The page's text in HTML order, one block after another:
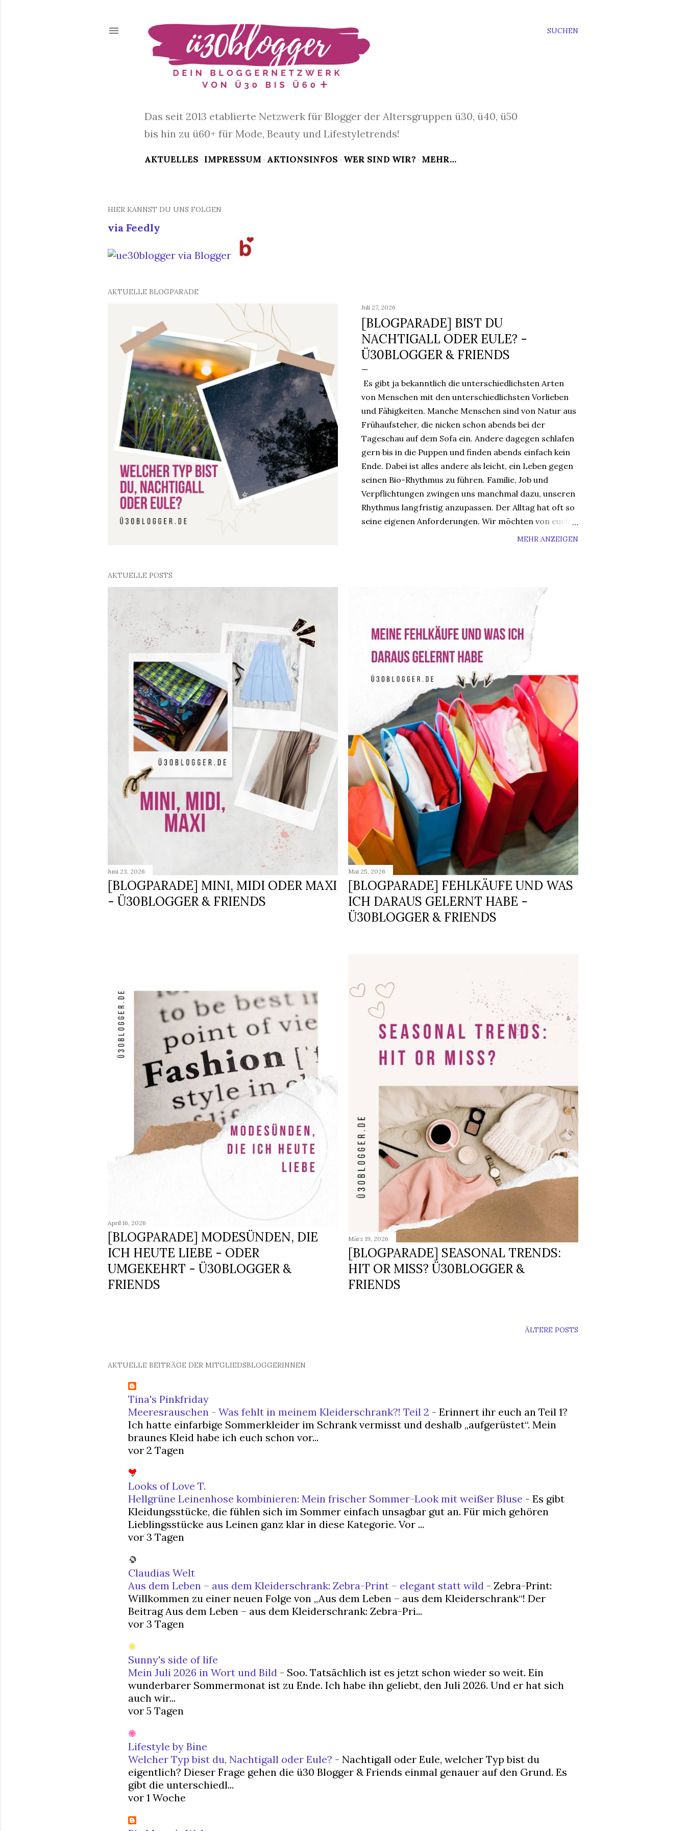
SUCHEN
Das seit 2013 etablierte Netzwerk für Blogger der Altersgruppen ü30, ü40, ü50
bis hin zu ü60+ für Mode, Beauty und Lifestyletrends!
AKTUELLES IMPRESSUM AKTIONSINFOS WER SIND WIR? MEHR…
P
o
t
HIER KANNST DU UNS FOLGEN
via Feedly
AKTUELLE BLOGPARADE
Juli 27, 2026
[BLOGPARADE] BIST DU
NACHTIGALL ODER EULE? -
Ü30BLOGGER & FRIENDS
Es gibt ja bekanntlich die unterschiedlichsten Arten
von Menschen mit den unterschiedlichsten Vorlieben
und Fähigkeiten. Manche Menschen sind von Natur aus
Frühaufsteher, die nicken schon abends bei der
Tageschau auf dem Sofa ein. Andere dagegen schlafen
gern bis in die Puppen und finden abends einfach kein
Ende. Dabei ist alles andere als leicht, ein Leben gegen
seinen Bio-Rhythmus zu führen. Familie, Job und
Verpflichtungen zwingen uns manchmal dazu, unseren
Rhythmus langfristig anzupassen. Der Alltag hat oft so
seine eigenen Anforderungen. Wir möchten von euch
wissen, welcher Typ Mensch Ihr seid. Seid Ihr eine
für uns? Eure Sabine und Sunny von den ü30Bloggern
In unserer neuen Blogparade wollen wir von Euch
wissen: „Welcher Typ bist Du, Nachtigall oder Eule“. ...
MEHR ANZEIGEN
AKTUELLE POSTS
Juni 23, 2026
[BLOGPARADE] MINI, MIDI ODER MAXI
- Ü30BLOGGER & FRIENDS
Mai 25, 2026
[BLOGPARADE] FEHLKÄUFE UND WAS
ICH DARAUS GELERNT HABE -
Ü30BLOGGER & FRIENDS
April 16, 2026
[BLOGPARADE] MODESÜNDEN, DIE
ICH HEUTE LIEBE - ODER
UMGEKEHRT - Ü30BLOGGER &
FRIENDS
März 19, 2026
[BLOGPARADE] SEASONAL TRENDS:
HIT OR MISS? Ü30BLOGGER &
FRIENDS
ÄLTERE POSTS
AKTUELLE BEITRÄGE DER MITGLIEDSBLOGGERINNEN
Tina's Pinkfriday
Meeresrauschen - Was fehlt in meinem Kleiderschrank?! Teil 2 - Erinnert ihr euch an Teil 1?
Ich hatte einfarbige Sommerkleider im Schrank vermisst und deshalb „aufgerüstet“. Mein
braunes Kleid habe ich euch schon vor...
vor 2 Tagen
Looks of Love T.
Hellgrüne Leinenhose kombinieren: Mein frischer Sommer-Look mit weißer Bluse - Es gibt
Kleidungsstücke, die fühlen sich im Sommer einfach unsagbar gut an. Für mich gehören
Lieblingsstücke aus Leinen ganz klar in diese Kategorie. Vor ...
vor 3 Tagen
Claudias Welt
Aus dem Leben – aus dem Kleiderschrank: Zebra-Print – elegant statt wild - Zebra-Print:
Willkommen zu einer neuen Folge von „Aus dem Leben – aus dem Kleiderschrank“! Der
Beitrag Aus dem Leben – aus dem Kleiderschrank: Zebra-Pri...
vor 3 Tagen
Sunny's side of life
Mein Juli 2026 in Wort und Bild - Soo. Tatsächlich ist es jetzt schon wieder so weit. Ein
wunderbarer Sommermonat ist zu Ende. Ich habe ihn geliebt, den Juli 2026. Und er hat sich
auch wir...
vor 5 Tagen
Lifestyle by Bine
Welcher Typ bist du, Nachtigall oder Eule? - Nachtigall oder Eule, welcher Typ bist du
eigentlich? Dieser Frage gehen die ü30 Blogger & Friends einmal genauer auf den Grund. Es
gibt die unterschiedl...
vor 1 Woche